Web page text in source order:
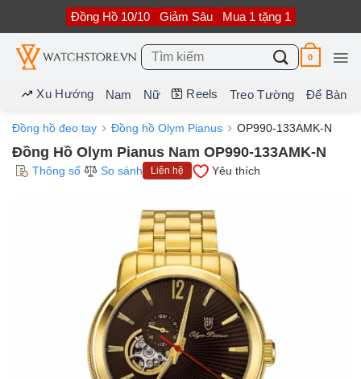
nội
dung
Đồng Hồ 10/10 Giảm Sâu Mua 1 tặng 1
Tìm
kiếm:
0
Xu Hướng Nam Nữ Reels Treo Tường Để Bàn
Đồng hồ đeo tay Đồng hồ Olym Pianus OP990-133AMK-N
Đồng Hồ Olym Pianus Nam OP990-133AMK-N
Thông số So sánh Liên hệ Yêu thích